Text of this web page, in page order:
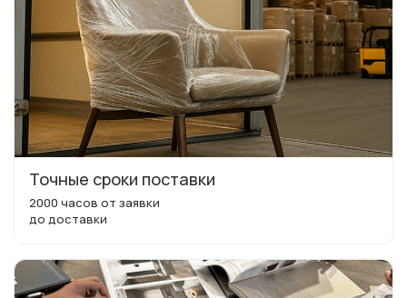
Точные сроки поставки
2000 часов от заявки
до доставки